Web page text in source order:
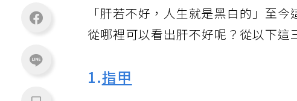
「肝若不好，人生就是黑白的」至
從哪裡可以看出肝不好呢？從以下這
1.指甲